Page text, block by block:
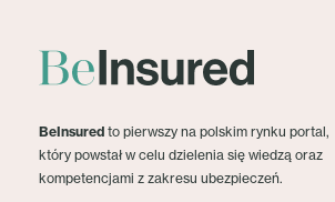
BeInsured to pierwszy na polskim rynku portal,
który powstał w celu dzielenia się wiedzą oraz
kompetencjami z zakresu ubezpieczeń.